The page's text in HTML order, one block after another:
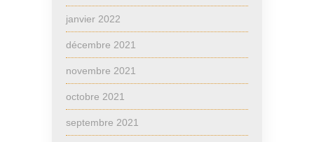
janvier 2022
décembre 2021
novembre 2021
octobre 2021
septembre 2021